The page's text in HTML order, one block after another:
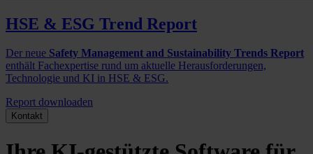
HSE & ESG Trend Report
Der neue Safety Management and Sustainability Trends Report
enthält Fachexpertise rund um aktuelle Herausforderungen,
Technologie und KI in HSE & ESG.
Report downloaden
Kontakt